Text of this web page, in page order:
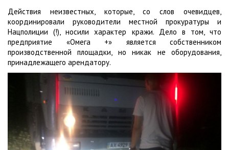
Действия неизвестных, которые, со слов очевидцев,
координировали руководители местной прокуратуры и
Нацполиции (!), носили характер кражи. Дело в том, что
предприятие «Омега +» является собственником
производственной площадки, но никак не оборудования,
принадлежащего арендатору.